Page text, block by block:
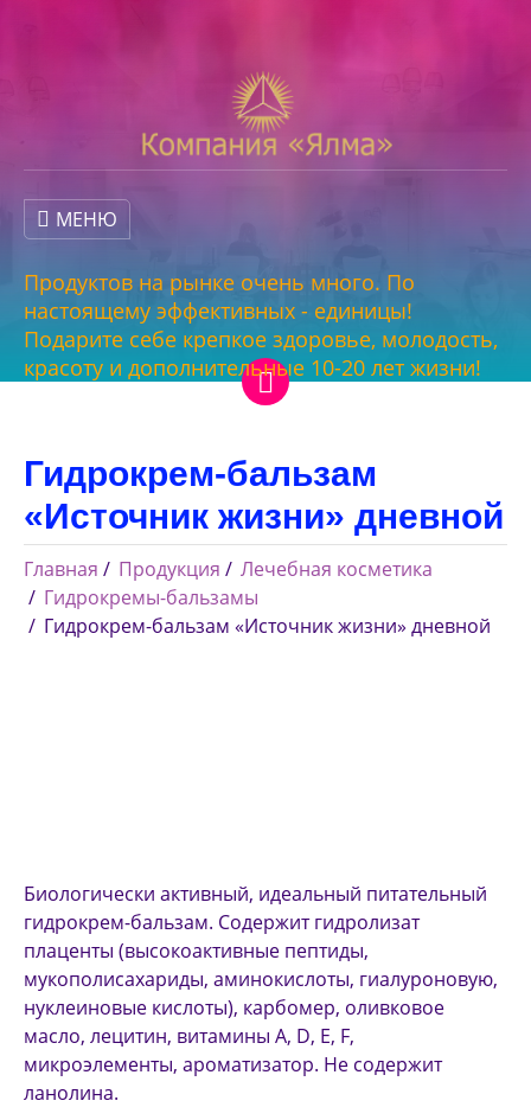
МЕНЮ
Продуктов на рынке очень много. По
настоящему эффективных - единицы!
Подарите себе крепкое здоровье, молодость,
красоту и дополнительные 10-20 лет жизни!
Гидрокрем-бальзам
«Источник жизни» дневной
Главная Продукция
Лечебная косметика
Гидрокремы-бальзамы
Гидрокрем-бальзам «Источник жизни» дневной
Биологически активный, идеальный питательный
гидрокрем-бальзам. Содержит гидролизат
плаценты (высокоактивные пептиды,
мукополисахариды, аминокислоты, гиалуроновую,
нуклеиновые кислоты), карбомер, оливковое
масло, лецитин, витамины A, D, E, F,
микроэлементы, ароматизатор. Не содержит
ланолина.